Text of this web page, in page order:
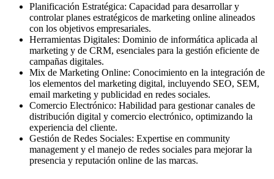
Planificación Estratégica: Capacidad para desarrollar y
controlar planes estratégicos de marketing online alineados
con los objetivos empresariales.
Herramientas Digitales: Dominio de informática aplicada al
marketing y de CRM, esenciales para la gestión eficiente de
campañas digitales.
Mix de Marketing Online: Conocimiento en la integración de
los elementos del marketing digital, incluyendo SEO, SEM,
email marketing y publicidad en redes sociales.
Comercio Electrónico: Habilidad para gestionar canales de
distribución digital y comercio electrónico, optimizando la
experiencia del cliente.
Gestión de Redes Sociales: Expertise en community
management y el manejo de redes sociales para mejorar la
presencia y reputación online de las marcas.